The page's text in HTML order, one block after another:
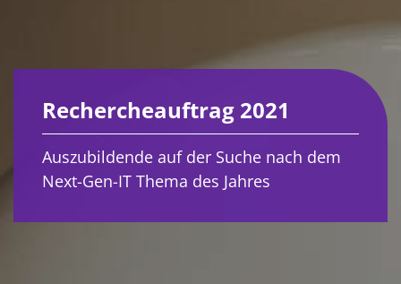
Rechercheauftrag 2021
Auszubildende auf der Suche nach dem
Next-Gen-IT Thema des Jahres